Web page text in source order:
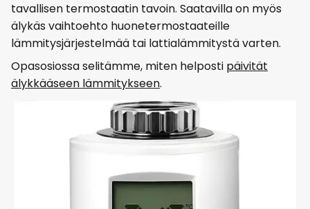
tavallisen termostaatin tavoin. Saatavilla on myös
älykäs vaihtoehto huonetermostaateille
lämmitysjärjestelmää tai lattialämmitystä varten.
Opasosiossa selitämme, miten helposti päivität
älykkääseen lämmitykseen.